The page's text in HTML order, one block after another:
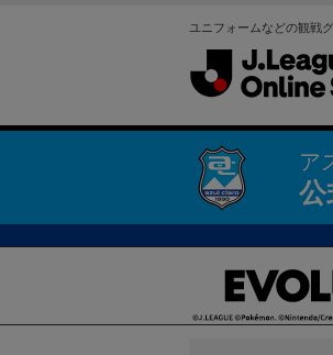
ユニフォームなどの観戦
ア
公